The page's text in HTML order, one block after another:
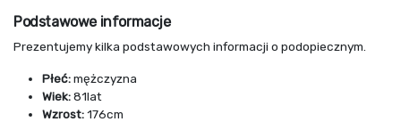
Podstawowe informacje
Prezentujemy kilka podstawowych informacji o podopiecznym.
Płeć:mężczyzna
Wiek:81lat
Wzrost:176cm